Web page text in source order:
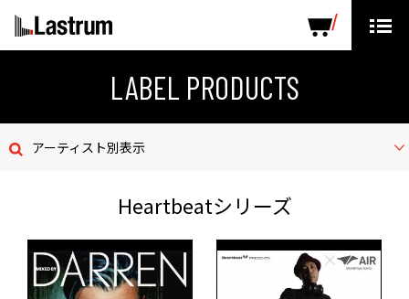
LABEL PRODUCTS
デモテープ
LABEL PRODUCTS
アーティスト別表示
Heartbeatシリーズ